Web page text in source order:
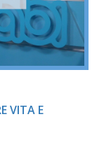
VITA E